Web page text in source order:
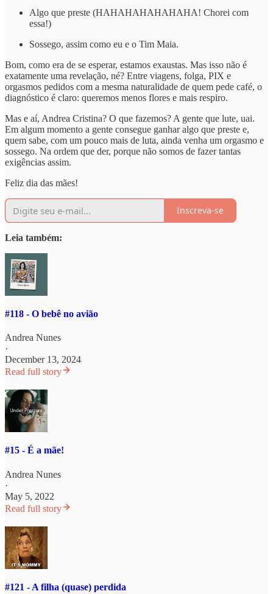
Algo que preste (HAHAHAHAHAHAHA! Chorei com
essa!)
Sossego, assim como eu e o Tim Maia.
Bom, como era de se esperar, estamos exaustas. Mas isso não é
exatamente uma revelação, né? Entre viagens, folga, PIX e
orgasmos pedidos com a mesma naturalidade de quem pede café, o
diagnóstico é claro: queremos menos flores e mais respiro.
Mas e aí, Andrea Cristina? O que fazemos? A gente que lute, uai.
Em algum momento a gente consegue ganhar algo que preste e,
quem sabe, com um pouco mais de luta, ainda venha um orgasmo e
sossego. Na ordem que der, porque não somos de fazer tantas
exigências assim.
Feliz dia das mães!
Inscreva-se
Leia também:
#118 - O bebê no avião
Andrea Nunes
·
December 13, 2024
Read full story
#15 - É a mãe!
Andrea Nunes
·
May 5, 2022
Read full story
#121 - A filha (quase) perdida